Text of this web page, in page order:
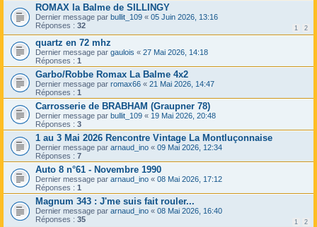
ROMAX la Balme de SILLINGY
Dernier message par bullit_109 « 05 Juin 2026, 13:16
Réponses : 32 1 2
quartz en 72 mhz
Dernier message par gaulois « 27 Mai 2026, 14:18
Réponses : 1
Garbo/Robbe Romax La Balme 4x2
Dernier message par romax66 « 21 Mai 2026, 14:47
Réponses : 1
Carrosserie de BRABHAM (Graupner 78)
Dernier message par bullit_109 « 19 Mai 2026, 20:48
Réponses : 3
1 au 3 Mai 2026 Rencontre Vintage La Montluçonnaise
Dernier message par arnaud_ino « 09 Mai 2026, 12:34
Réponses : 7
Auto 8 n°61 - Novembre 1990
Dernier message par arnaud_ino « 08 Mai 2026, 17:12
Réponses : 1
Magnum 343 : J'me suis fait rouler...
Dernier message par arnaud_ino « 08 Mai 2026, 16:40
Réponses : 35 1 2